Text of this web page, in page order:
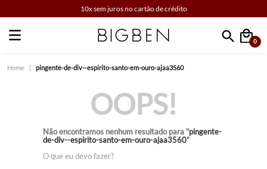
10x sem juros no cartão de crédito
Faça sua busca
0
pingente-de-div--espirito-santo-em-ouro-ajaa3560
OOPS!
Não encontramos nenhum resultado para "pingente-
de-div--espirito-santo-em-ouro-ajaa3560"
O que eu devo fazer?